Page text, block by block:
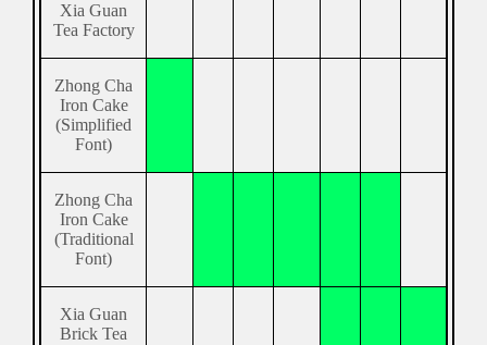
Xia Guan
Tea Factory
Zhong Cha
Iron Cake
(Simplified
Font)
Zhong Cha
Iron Cake
(Traditional
Font)
Xia Guan
Brick Tea